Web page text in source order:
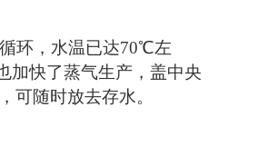
环，水温已达70℃左
加快了蒸气生产，盖中央
可随时放去存水。